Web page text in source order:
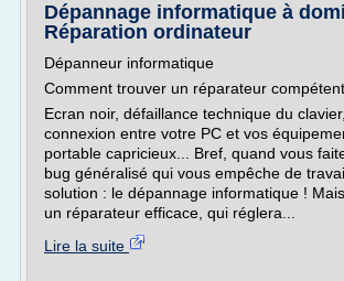
Dépannage informatique à
Réparation ordinateur
Dépanneur informatique
Comment trouver un réparateur
Ecran noir, défaillance technique du
connexion entre votre PC et vos
portable capricieux... Bref, quand vous
bug généralisé qui vous empêche de
solution : le dépannage informatique !
un réparateur efficace, qui réglera...
Lire la suite